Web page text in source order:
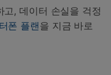
, 데이터 손실을 걱정
폰 플랜을 지금 바로